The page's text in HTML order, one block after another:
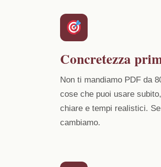
Concretezza
Non ti mandiamo PDF da
cose che puoi usare
chiare e tempi realistici.
cambiamo.